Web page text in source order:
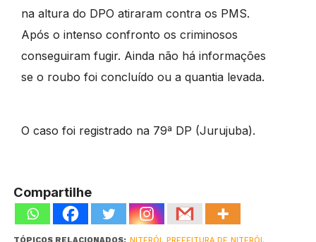
na altura do DPO atiraram contra os PMS.
Após o intenso confronto os criminosos
conseguiram fugir. Ainda não há informações
se o roubo foi concluído ou a quantia levada.
O caso foi registrado na 79ª DP (Jurujuba).
Compartilhe